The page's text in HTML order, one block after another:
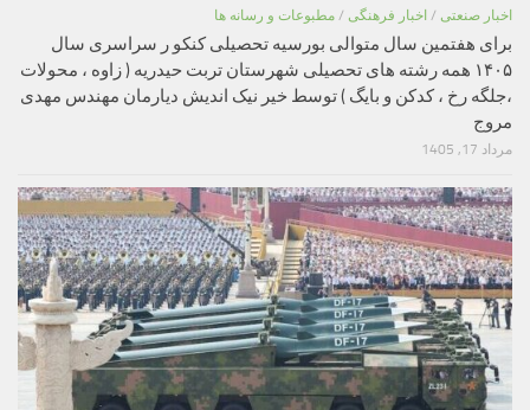
اخبار صنعتی / اخبار فرهنگی / مطبوعات و رسانه ها
برای هفتمین سال متوالی بورسیه تحصیلی کنکو ر سراسری سال
۱۴۰۵ همه رشته های تحصیلی شهرستان تربت حیدریه ( زاوه ، محولات
،جلگه رخ ، کدکن و بایگ ) توسط خیر نیک اندیش دیارمان مهندس مهدی
مروج
مرداد 17, 1405